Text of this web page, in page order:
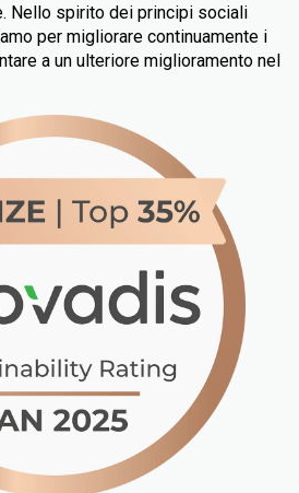
Nello spirito dei principi sociali
per migliorare continuamente i
a un ulteriore miglioramento nel